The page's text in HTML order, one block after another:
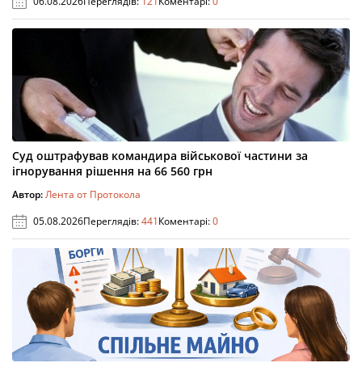
Суд оштрафував командира військової частини за
ігнорування рішення на 66 560 грн
Автор:Лента от Протокола
05.08.2026Переглядів:441Коментарі:0